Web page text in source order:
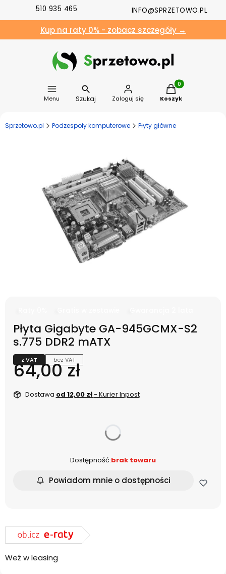
510 935 465 INFO@SPRZETOWO.PL
Kup na raty 0% - zobacz szczegóły →
Menu Szukaj Zaloguj się
Produkty w
Koszyk
Sprzetowo.pl Podzespoły komputerowe Płyty główne
Płyta Gigabyte GA-945GCMX-S2
s.775 DDR2 mATX
z VAT bez VAT
Cena
64,00 zł
Dostawa od 12,00 zł- Kurier Inpost
Dostępność:brak towaru
Powiadom mnie o dostępności
Weź w leasing